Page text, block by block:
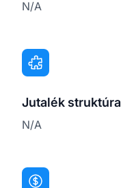
N/A
Jutalék struktúra
N/A